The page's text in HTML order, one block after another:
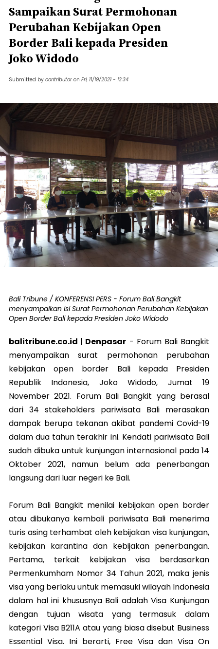
Sampaikan Surat Permohonan
Perubahan Kebijakan Open
Border Bali kepada Presiden
Joko Widodo
Submitted by contributor on Fri, 11/19/2021 - 13:34
Bali Tribune / KONFERENSI PERS - Forum Bali Bangkit
menyampaikan isi Surat Permohonan Perubahan Kebijakan
Open Border Bali kepada Presiden Joko Widodo
balitribune.co.id | Denpasar - Forum Bali Bangkit
menyampaikan surat permohonan perubahan
kebijakan open border Bali kepada Presiden
Republik Indonesia, Joko Widodo, Jumat 19
November 2021. Forum Bali Bangkit yang berasal
dari 34 stakeholders pariwisata Bali merasakan
dampak berupa tekanan akibat pandemi Covid-19
dalam dua tahun terakhir ini. Kendati pariwisata Bali
sudah dibuka untuk kunjungan internasional pada 14
Oktober 2021, namun belum ada penerbangan
langsung dari luar negeri ke Bali.
Forum Bali Bangkit menilai kebijakan open border
atau dibukanya kembali pariwisata Bali menerima
turis asing terhambat oleh kebijakan visa kunjungan,
kebijakan karantina dan kebijakan penerbangan.
Pertama, terkait kebijakan visa berdasarkan
Permenkumham Nomor 34 Tahun 2021, maka jenis
visa yang berlaku untuk memasuki wilayah Indonesia
dalam hal ini khususnya Bali adalah Visa Kunjungan
dengan tujuan wisata yang termasuk dalam
kategori Visa B211A atau yang biasa disebut Business
Essential Visa. Ini berarti, Free Visa dan Visa On